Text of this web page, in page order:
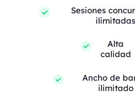
Sesiones
ilimitadas
Alta
calidad
Ancho de
ilimitado